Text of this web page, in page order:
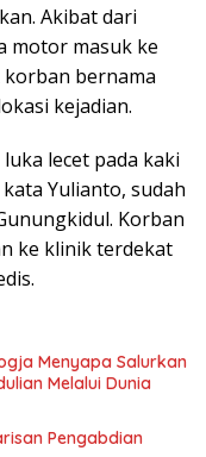
Akibat dari
motor masuk ke
korban bernama
kejadian.
lecet pada kaki
Yulianto, sudah
Korban
ke klinik terdekat
Menyapa Salurkan
Melalui Dunia
Pengabdian